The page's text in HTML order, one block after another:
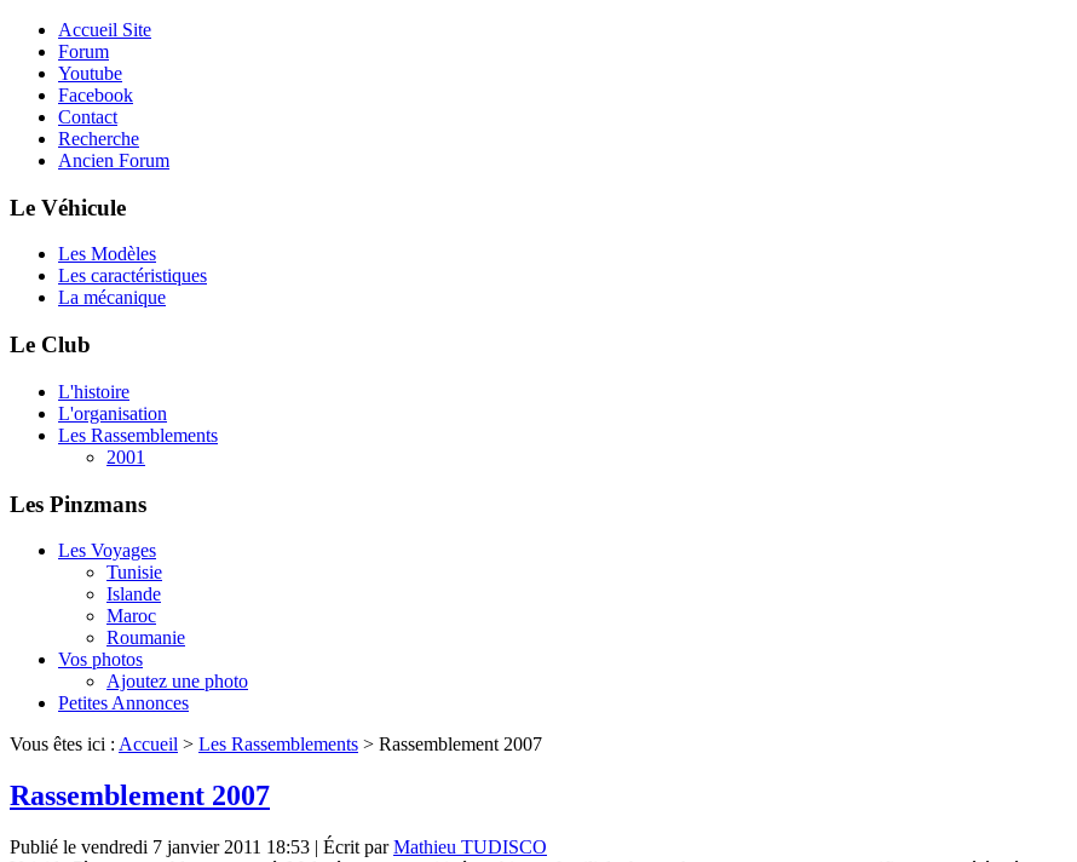
Accueil Site
Forum
Youtube
Facebook
Contact
Recherche
Ancien Forum
Le Véhicule
Les Modèles
Les caractéristiques
La mécanique
Le Club
L'histoire
L'organisation
Les Rassemblements
2001
Les Pinzmans
Les Voyages
Tunisie
Islande
Maroc
Roumanie
Vos photos
Ajoutez une photo
Petites Annonces
Vous êtes ici : Accueil > Les Rassemblements > Rassemblement 2007
Rassemblement 2007
Publié le vendredi 7 janvier 2011 18:53 | Écrit parMathieu TUDISCO